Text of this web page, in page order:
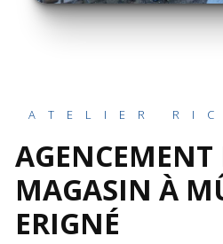
ATELIER
AGENCEMENT DE
MAGASIN À
ERIGNÉ